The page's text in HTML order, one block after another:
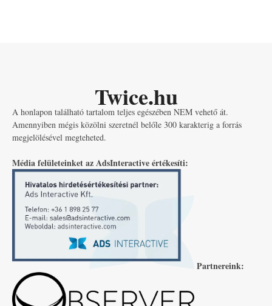
Twice.hu
A honlapon található tartalom teljes egészében NEM vehető át.
Amennyiben mégis közölni szeretnél belőle 300 karakterig a forrás
megjelölésével megteheted.
Média felületeinket az AdsInteractive értékesíti:
Partnereink: